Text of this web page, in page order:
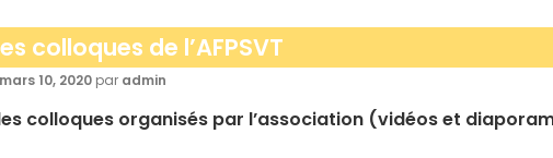
colloques de l’AFPSVT
mars 10, 2020 par admin
colloques organisés par l’association (vidéos et